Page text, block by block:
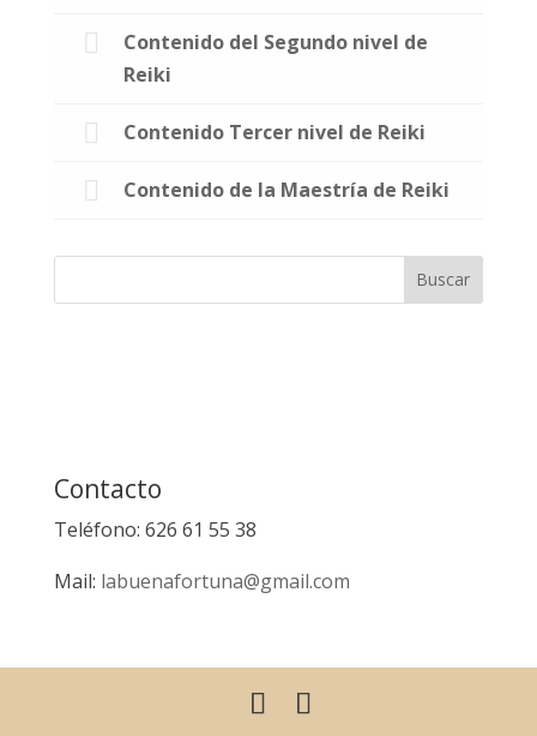
Contenido del Segundo nivel de
Reiki
Contenido Tercer nivel de Reiki
Contenido de la Maestría de Reiki
Contacto
Teléfono: 626 61 55 38
Mail: labuenafortuna@gmail.com